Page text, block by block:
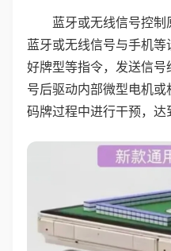
蓝牙或无线信号控
蓝牙或无线信号与手机
好牌型等指令，发送信
号后驱动内部微型电机或
码牌过程中进行干预，达